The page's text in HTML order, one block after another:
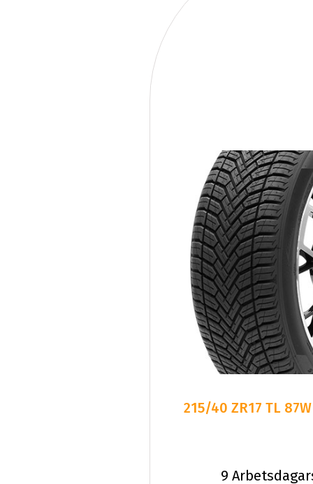
215/40 ZR17 TL
9